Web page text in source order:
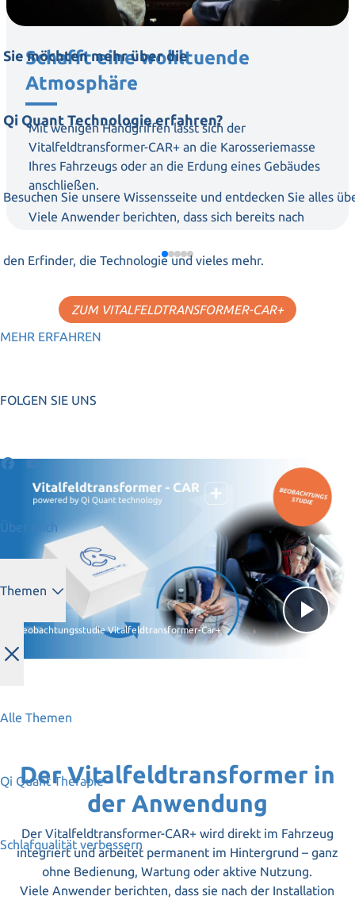
Sie möchten mehr über die
Qi Quant Technologie erfahren?
Besuchen Sie unsere Wissensseite und entdecken Sie alles
den Erfinder, die Technologie und vieles mehr.
MEHR ERFAHREN
FOLGEN SIE UNS
Über mich
Themen
Alle Themen
Qi Quant Therapie
Schlafqualität verbessern
Schafft eine wohltuende
Atmosphäre
Mit wenigen Handgriffen lässt sich der
Vitalfeldtransformer-CAR+ an die Karosseriemasse
Ihres Fahrzeugs oder an die Erdung eines Gebäudes
anschließen.
Viele Anwender berichten, dass sich bereits nach
eine wohltuende Atmosphäre entsteht – egal ob
ZUM VITALFELDTRANSFORMER-CAR+
Beobachtungsstudie Vitalfeldtransformer-Car+
Der Vitalfeldtransformer in
der Anwendung
Der Vitalfeldtransformer-CAR+ wird direkt im Fahrzeug
integriert und arbeitet permanent im Hintergrund – ganz
ohne Bedienung, Wartung oder aktive Nutzung.
Viele Anwender berichten, dass sie nach der Installation